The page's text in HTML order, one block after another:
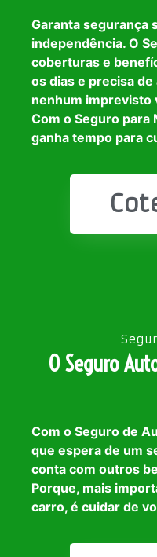
Garanta segurança
independência. O
coberturas e
os dias e precisa
nenhum imprevisto
Com o Seguro
ganha tempo para
O Seguro
Com o Seguro de
que espera de um
conta com outros
Porque, mais
carro, é cuidar de